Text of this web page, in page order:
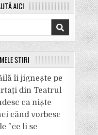
AICI
ȘTIRI
îi jignește pe
din Teatrul
ca niște
când vorbesc
”ce li se